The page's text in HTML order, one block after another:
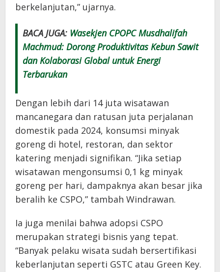
berkelanjutan,” ujarnya.
BACA JUGA: Wasekjen CPOPC Musdhalifah
Machmud: Dorong Produktivitas Kebun Sawit
dan Kolaborasi Global untuk Energi
Terbarukan
Dengan lebih dari 14 juta wisatawan
mancanegara dan ratusan juta perjalanan
domestik pada 2024, konsumsi minyak
goreng di hotel, restoran, dan sektor
katering menjadi signifikan. “Jika setiap
wisatawan mengonsumsi 0,1 kg minyak
goreng per hari, dampaknya akan besar jika
beralih ke CSPO,” tambah Windrawan.
Ia juga menilai bahwa adopsi CSPO
merupakan strategi bisnis yang tepat.
“Banyak pelaku wisata sudah bersertifikasi
keberlanjutan seperti GSTC atau Green Key.